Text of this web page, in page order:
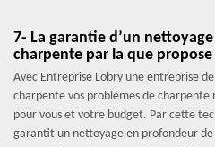
7- La garantie d’un
charpente par la que
Avec Entreprise Lobry une entreprise
charpente vos problèmes de charpente
pour vous et votre budget. Par cette
garantit un nettoyage en profondeur